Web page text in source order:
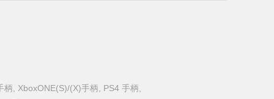
, XboxONE(S)/(X)手柄, PS4 手柄,